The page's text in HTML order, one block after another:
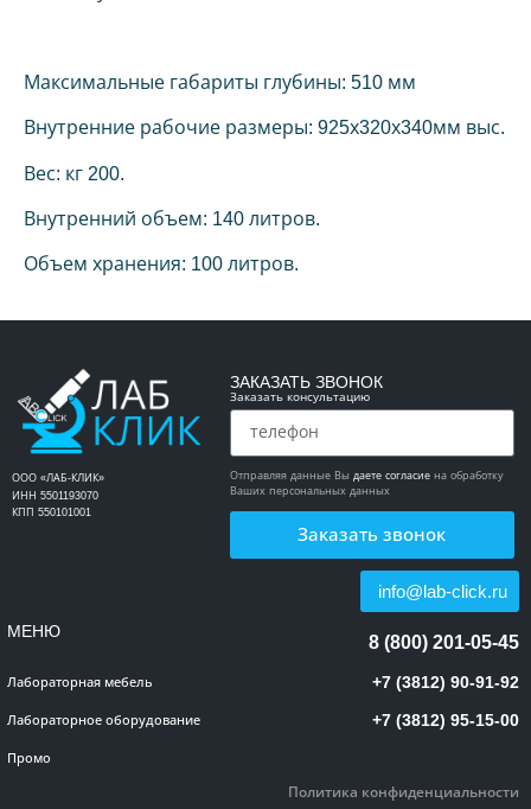
Максимальные габариты глубины: 510 мм
Внутренние рабочие размеры: 925х320х340мм выс.
Вес: кг 200.
Внутренний объем: 140 литров.
Объем хранения: 100 литров.
ООО «ЛАБ-КЛИК»
ИНН 5501193070
КПП 550101001
ЗАКАЗАТЬ ЗВОНОК
Заказать консультацию
Отправляя данные Вы даете согласиена обработку
Ваших персональных данных
Заказать звонок
МЕНЮ
Лабораторная мебель
Лабораторное оборудование
Промо
info@lab-click.ru
8 (800) 201-05-45
+7 (3812) 90-91-92
+7 (3812) 95-15-00
Политика конфиденциальности